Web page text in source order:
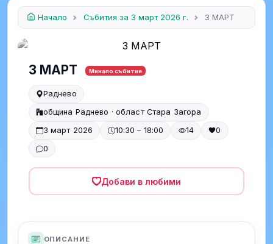
Начало Събития за 3 март 2026 г. 3 МАРТ
3 МАРТ Минало събитие
Раднево
община Раднево · област Стара Загора
3 март 2026
10:30 – 18:00 14
0
0
Добави в любими
ОПИСАНИЕ